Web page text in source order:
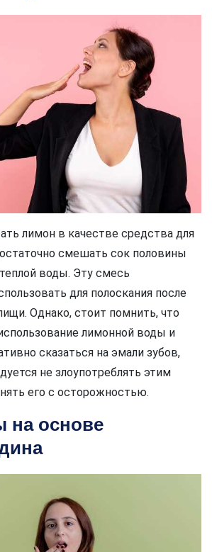
лимон в качестве средства для
смешать сок половины
воды. Эту смесь
для полоскания после
Однако, стоит помнить, что
лимонной воды и
сказаться на эмали зубов,
не злоупотреблять этим
его с осторожностью.
на основе